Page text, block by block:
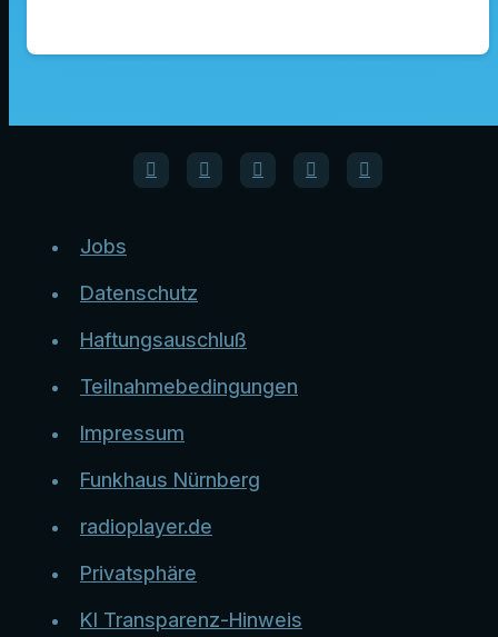
Jobs
Datenschutz
Haftungsauschluß
Teilnahmebedingungen
Impressum
Funkhaus Nürnberg
radioplayer.de
Privatsphäre
KI Transparenz-Hinweis